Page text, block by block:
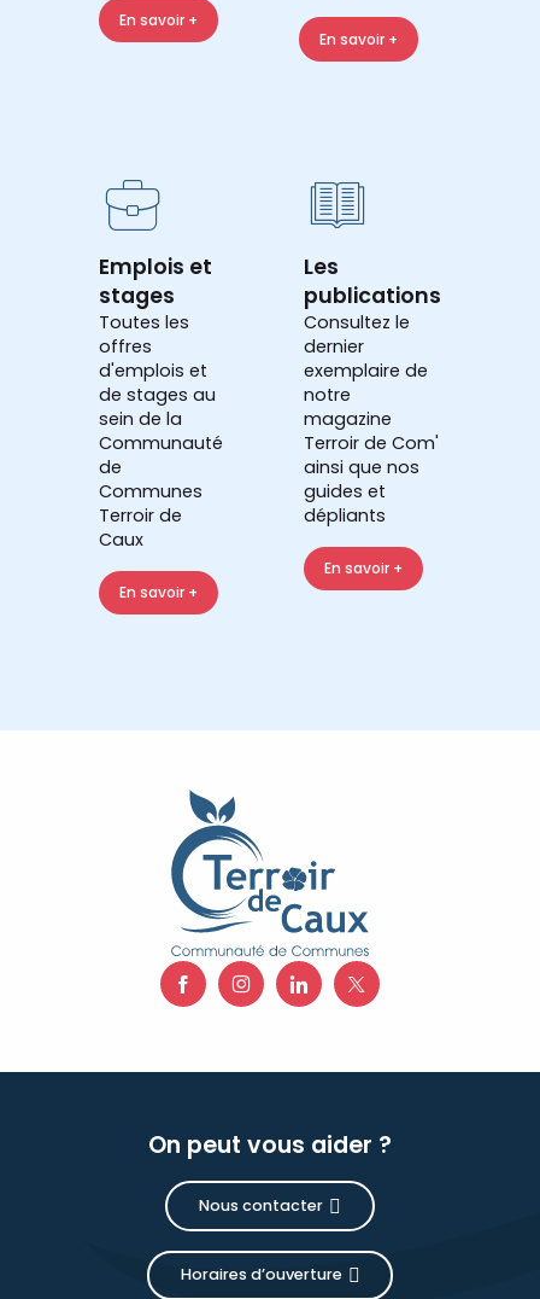
En savoir +
En savoir +
Emplois et
stages
Toutes les
offres
d'emplois et
de stages au
sein de la
Communauté
de
Communes
Terroir de
Caux
En savoir +
Les
publications
Consultez le
dernier
exemplaire de
notre
magazine
Terroir de Com'
ainsi que nos
guides et
dépliants
En savoir +
On peut vous aider ?
Nous contacter
Horaires d’ouverture